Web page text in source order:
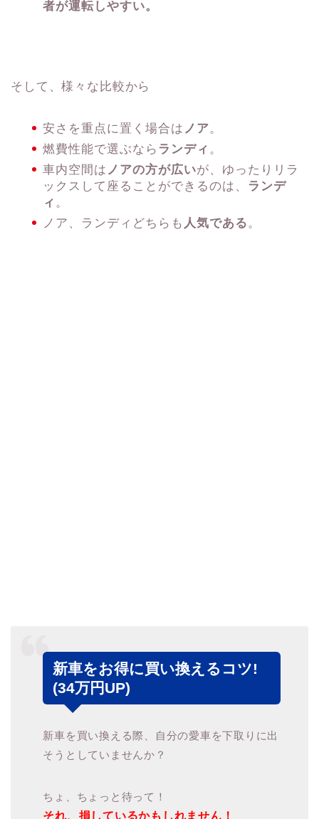
者が運転しやすい。
そして、様々な比較から
安さを重点に置く場合は ノア。
燃費性能で選ぶなら ランディ 。
車内空間は ノアの方が広いが、ゆったりリラ
ックスして座ることができるのは、
ランデ
ィ 。
ノア、ランディどちらも 人気である 。
新車をお得に買い換えるコツ!
(34万円UP)
新車を買い換える際、自分の愛車を下取りに出
そうとしていませんか？
ちょ、ちょっと待って！
それ、損しているかもしれません！